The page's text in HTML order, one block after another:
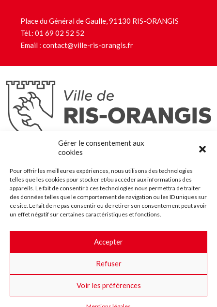
Gérer le consentement aux
cookies
Pour offrir les meilleures expériences, nous utilisons des technologies
telles que les cookies pour stocker et/ou accéder aux informations des
appareils. Le fait de consentir à ces technologies nous permettra de traiter
des données telles que le comportement de navigation ou les ID uniques sur
ce site. Le fait de ne pas consentir ou de retirer son consentement peut avoir
un effet négatif sur certaines caractéristiques et fonctions.
Accepter
Refuser
Voir les préférences
Place du Général de Gaulle, 91130 RIS-ORANGIS
Tél.: 01 69 02 52 52
Email : contact@ville-ris-orangis.fr
Ris-Orangis
@2022 — Tous droits réservés
Plan du site
Contact
Accessibilité
Crédits
Les marchés publics
Suggestions & Améliorations
Facebook
InstaTwitterYoutube